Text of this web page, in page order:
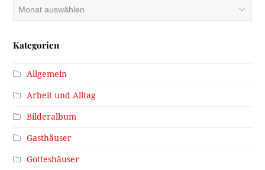
Kategorien
Allgemein
Arbeit und Alltag
Bilderalbum
Gasthäuser
Gotteshäuser